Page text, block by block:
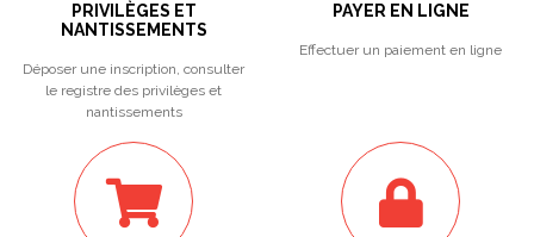
PRIVILÈGES ET
NANTISSEMENTS
Déposer une inscription, consulter
le registre des privilèges et
nantissements
PAYER EN LIGNE
Effectuer un paiement en ligne